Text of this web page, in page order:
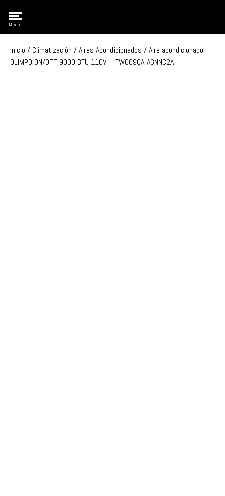
Menu
Inicio / Climatización /Aires Acondicionados / Aire acondicionado
OLIMPO ON/OFF 9000 BTU 110V – TWC09QA-A3NNC2A